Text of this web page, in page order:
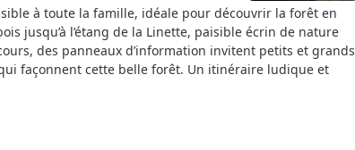
à toute la famille, idéale pour découvrir la forêt en
jusqu’à l’étang de la Linette, paisible écrin de nature
des panneaux d’information invitent petits et grands
façonnent cette belle forêt. Un itinéraire ludique et